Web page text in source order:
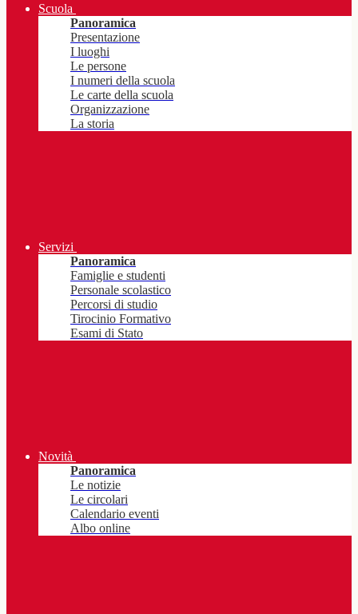
Scuola
Panoramica
Presentazione
I luoghi
Le persone
I numeri della scuola
Le carte della scuola
Organizzazione
La storia
Servizi
Panoramica
Famiglie e studenti
Personale scolastico
Percorsi di studio
Tirocinio Formativo
Esami di Stato
Novità
Panoramica
Le notizie
Le circolari
Calendario eventi
Albo online